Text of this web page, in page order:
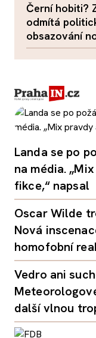
Černí hobiti?
odmítá
obsazování
Landa se po
na média.
fikce,“ napsal
Oscar Wilde
Nová
homofobní
Vedro ani
další vlnou